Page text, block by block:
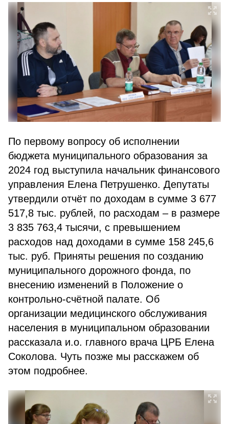
По первому вопросу об исполнении
бюджета муниципального образования за
2024 год выступила начальник финансового
управления Елена Петрушенко. Депутаты
утвердили отчёт по доходам в сумме 3 677
517,8 тыс. рублей, по расходам – в размере
3 835 763,4 тысячи, с превышением
расходов над доходами в сумме 158 245,6
тыс. руб. Приняты решения по созданию
муниципального дорожного фонда, по
внесению изменений в Положение о
контрольно-счётной палате. Об
организации медицинского обслуживания
населения в муниципальном образовании
рассказала и.о. главного врача ЦРБ Елена
Соколова. Чуть позже мы расскажем об
этом подробнее.